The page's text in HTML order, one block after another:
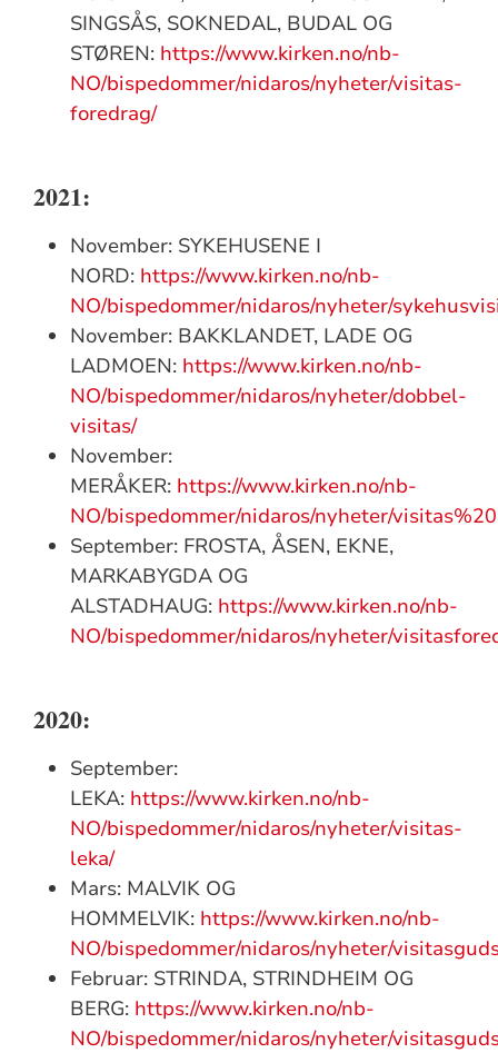
SINGSÅS, SOKNEDAL, BUDAL OG
STØREN: https://www.kirken.no/nb-
NO/bispedommer/nidaros/nyheter/visitas-
foredrag/
2021:
November: SYKEHUSENE I
NORD: https://www.kirken.no/nb-
NO/bispedommer/nidaros/nyheter/
November: BAKKLANDET, LADE OG
LADMOEN: https://www.kirken.no/nb-
NO/bispedommer/nidaros/nyheter/dobbel-
visitas/
November:
MERÅKER: https://www.kirken.no/nb-
NO/bispedommer/nidaros/nyheter/
September: FROSTA, ÅSEN, EKNE,
MARKABYGDA OG
ALSTADHAUG: https://www.kirken.no/nb-
NO/bispedommer/nidaros/nyheter/
2020:
September:
LEKA: https://www.kirken.no/nb-
NO/bispedommer/nidaros/nyheter/visitas-
leka/
Mars: MALVIK OG
HOMMELVIK: https://www.kirken.no/nb-
NO/bispedommer/nidaros/nyheter/
Februar: STRINDA, STRINDHEIM OG
BERG: https://www.kirken.no/nb-
NO/bispedommer/nidaros/nyheter/